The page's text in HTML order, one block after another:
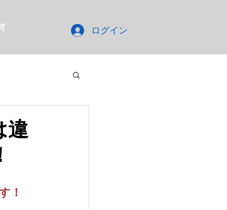
ログイン
違
！